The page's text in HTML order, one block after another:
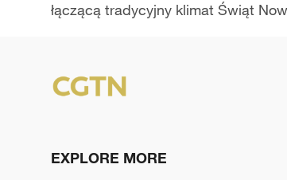
łączącą tradycyjny klimat Świąt
EXPLORE MORE